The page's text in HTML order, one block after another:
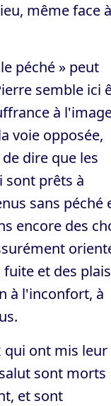
même face à
péché » peut
semble ici
à
voie opposée,
dire que les
sont prêts à
sans péché
encore des
et des
à l'inconfort, à
qui ont mis leur
sont morts
et sont